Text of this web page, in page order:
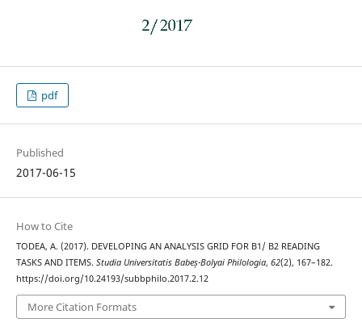
pdf
Published
2017-06-15
How to Cite
TODEA, A. (2017). DEVELOPING AN ANALYSIS GRID FOR B1/ B2 READING
TASKS AND ITEMS. Studia Universitatis Babeș-Bolyai Philologia, 62(2), 167–182.
https://doi.org/10.24193/subbphilo.2017.2.12
More Citation Formats